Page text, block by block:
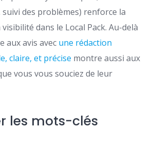
des problèmes) renforce la
dans le Local Pack. Au-delà
aux avis avec une rédaction
claire, et précise montre aussi aux
vous vous souciez de leur
les mots-clés